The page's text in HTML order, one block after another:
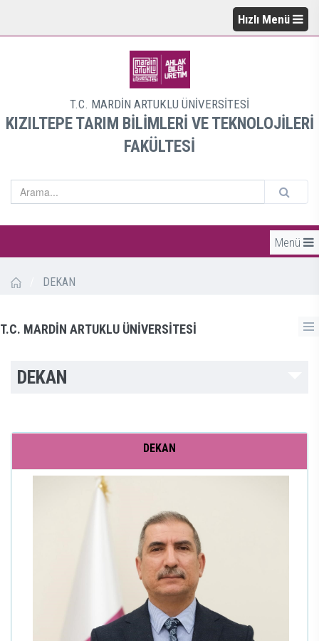
Hızlı Menü
T.C. MARDİN ARTUKLU ÜNİVERSİTESİ
KIZILTEPE TARIM BİLİMLERİ VE TEKNOLOJİLERİ
FAKÜLTESİ
Menü
DEKAN
T.C. MARDİN ARTUKLU ÜNİVERSİTESİ
DEKAN
DEKAN